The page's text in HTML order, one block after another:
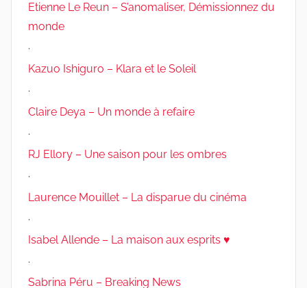
Etienne Le Reun – S’anomaliser, Démissionnez du
monde
.
Kazuo Ishiguro – Klara et le Soleil
.
Claire Deya – Un monde à refaire
.
RJ Ellory – Une saison pour les ombres
.
Laurence Mouillet – La disparue du cinéma
.
Isabel Allende – La maison aux esprits ♥
.
Sabrina Péru – Breaking News